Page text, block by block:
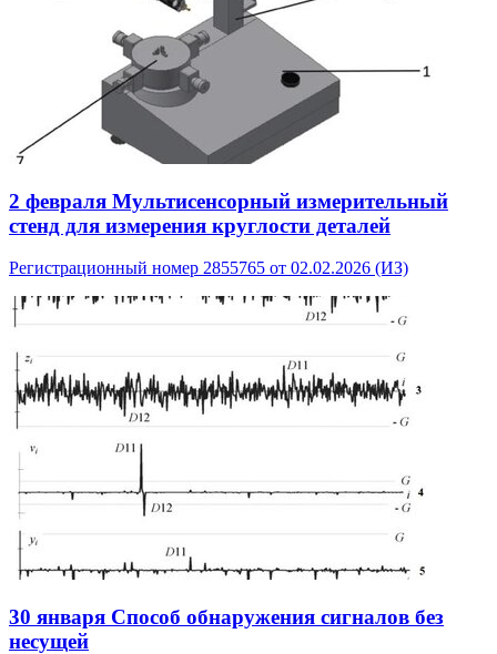
2 февраля Мультисенсорный измерительный
стенд для измерения круглости деталей
Регистрационный номер 2855765 от 02.02.2026 (ИЗ)
30 января Способ обнаружения сигналов без
несущей